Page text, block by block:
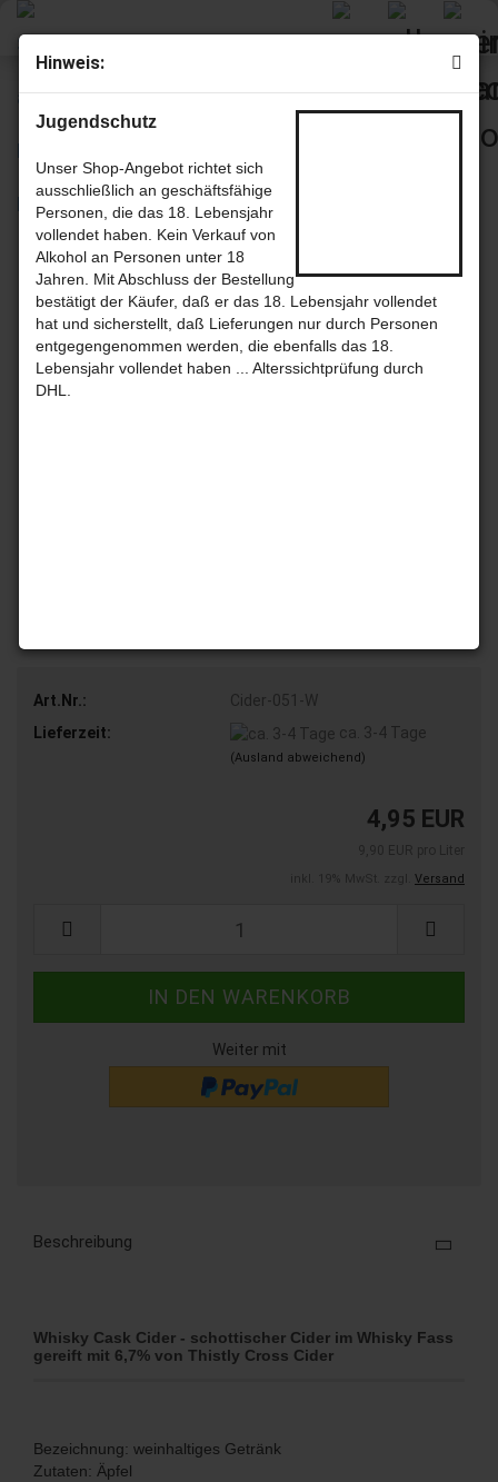
Hinweis:
Jugendschutz
Unser Shop-Angebot richtet sich
ausschließlich an geschäftsfähige
Personen, die das 18. Lebensjahr
vollendet haben. Kein Verkauf von
Alkohol an Personen unter 18
Jahren. Mit Abschluss der Bestellung
bestätigt der Käufer, daß er das 18. Lebensjahr vollendet
hat und sicherstellt, daß Lieferungen nur durch Personen
entgegengenommen werden, die ebenfalls das 18.
Lebensjahr vollendet haben ... Alterssichtprüfung durch
DHL.
« Erster
« zurück
17Artikel in dieser Kategorie
Whisky Cask Cider - schottischer Cider im Whisky Fass gereift mit
6,7% von Thistly Cross Cider
Art.Nr.:
Cider-051-W
Lieferzeit:
ca. 3-4 Tage
(Ausland abweichend)
4,95 EUR
Versand
Weiter mit
Beschreibung
Whisky Cask Cider - schottischer Cider im Whisky Fass
gereift mit 6,7% von Thistly Cross Cider
Bezeichnung: weinhaltiges Getränk
Zutaten: Äpfel